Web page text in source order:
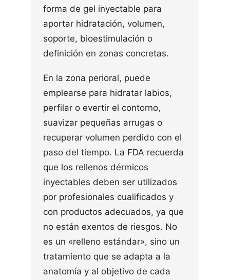
forma de gel inyectable para
aportar hidratación, volumen,
soporte, bioestimulación o
definición en zonas concretas.
En la zona perioral, puede
emplearse para hidratar labios,
perfilar o evertir el contorno,
suavizar pequeñas arrugas o
recuperar volumen perdido con el
paso del tiempo. La FDA recuerda
que los rellenos dérmicos
inyectables deben ser utilizados
por profesionales cualificados y
con productos adecuados, ya que
no están exentos de riesgos. No
es un «relleno estándar», sino un
tratamiento que se adapta a la
anatomía y al objetivo de cada